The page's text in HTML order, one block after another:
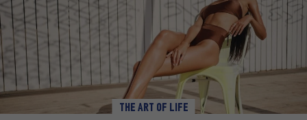
THE ART OF LIFE